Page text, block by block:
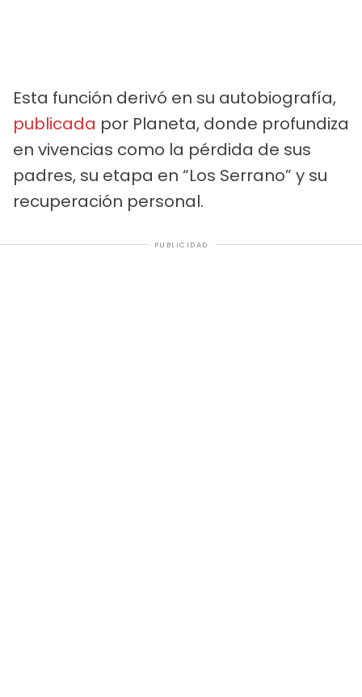
Esta función derivó en su autobiografía,
publicada por Planeta, donde profundiza
en vivencias como la pérdida de sus
padres, su etapa en “Los Serrano” y su
recuperación personal.
PUBLICIDAD